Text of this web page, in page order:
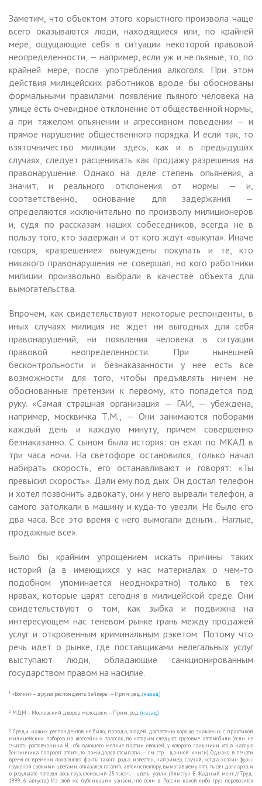
Заметим, что объектом этого корыстного произвола чаще
всего оказываются люди, находящиеся или, по крайней
мере, ощущающие себя в ситуации некоторой правовой
неопределенности, — например, если уж и не пьяные, то, по
крайней мере, после употребления алкоголя. При этом
действия милицейских работников вроде бы обоснованы
формальными правилами: появление пьяного человека на
улице есть очевидное отклонение от общественной нормы,
а при тяжелом опьянении и агрессивном поведении — и
прямое нарушение общественного порядка. И если так, то
взяточничество милиции здесь, как и в предыдущих
случаях, следует расценивать как продажу разрешения на
правонарушение. Однако на деле степень опьянения, а
значит, и реального отклонения от нормы — и,
соответственно, основание для задержания —
определяются исключительно по произволу милиционеров
и, судя по рассказам наших собеседников, всегда не в
пользу того, кто задержан и от кого ждут «выкупа». Иначе
говоря, «разрешение» вынуждены покупать и те, кто
никакого правонарушения не совершал, но кого работники
милиции произвольно выбрали в качестве объекта для
вымогательства.
Впрочем, как свидетельствуют некоторые респонденты, в
иных случаях милиция не ждет ни выгодных для себя
правонарушений, ни появления человека в ситуации
правовой неопределенности. При нынешней
бесконтрольности и безнаказанности у нее есть все
возможности для того, чтобы предъявлять ничем не
обоснованные претензии к первому, кто попадется под
руку. «Самая страшная организация — ГАИ, — убеждена,
например, москвичка Т.М., — Они занимаются поборами
каждый день и каждую минуту, причем совершенно
безнаказанно. С сыном была история: он ехал по МКАД в
три часа ночи. На светофоре остановился, только начал
набирать скорость, его останавливают и говорят: «Ты
превысил скорость». Дали ему под дых. Он достал телефон
и хотел позвонить адвокату, они у него вырвали телефон, а
самого затолкали в машину и куда-то увезли. Не было его
два часа. Все это время с него вымогали деньги… Наглые,
продажные все».
Было бы крайним упрощением искать причины таких
историй (а в имеющихся у нас материалах о чем-то
подобном упоминается неоднократно) только в тех
нравах, которые царят сегодня в милицейской среде. Они
свидетельствуют о том, как зыбка и подвижна на
интересующем нас теневом рынке грань между продажей
услуг и откровенным криминальным рэкетом. Потому что
речь идет о рынке, где поставщиками нелегальных услуг
выступают люди, обладающие санкционированным
государством правом на насилие.
1 «Волки» — друзья респондента, байкеры. — Прим. ред. (назад)
2 МДМ — Московский дворец молодежи. — Прим. ред. (назад)
3Среди наших респондентов не было, правда, людей, достаточно хорошо знакомых с практикой
милицейских поборов на шоссейных трассах, по которым следуют грузовые автомобили (если не
считать ростовчанина Н., сбывающего мелкие партии овощей, у которого гаишники «то в наглую
бензинчика попросят отлить, то помидоров отсыпать», — см. стр… данной книги). Однако в печати
время от времени появляются факты такого рода: известен, например, случай, когда хозяин фуры,
груженой свежими цветами, отказался платить автоинспектору, вымогавшему пять тысяч долларов, и
в результате потерял весь груз, стоивший 25 тысяч, — цветы увяли. (Хлыстун В. Жадный мент // Труд.
1999. 6 августа.) Из этой же публикации узнаем, что если в России какой-либо груз перевозится